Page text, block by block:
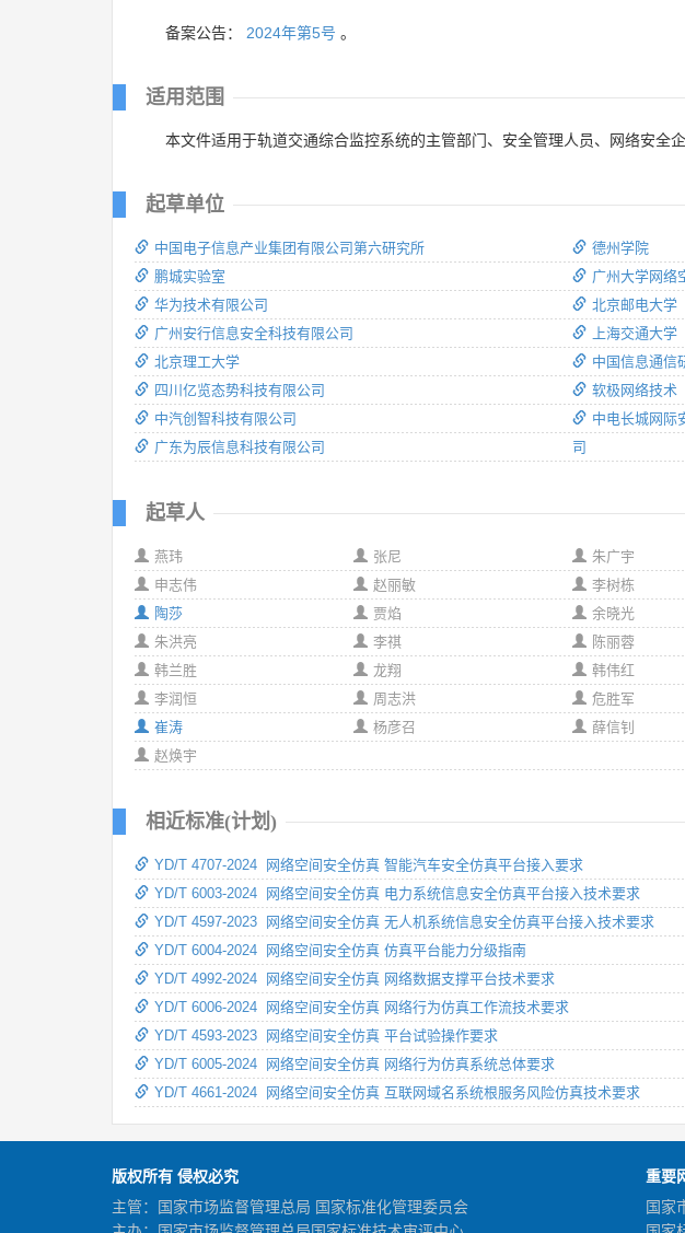
备案公告： 2024年第5号 。
适用范围
本文件适用于轨道交通综合监控系统的主管部门、安全管理人员、网络安全
起草单位
中国电子信息产业集团有限公司第六研究所
鹏城实验室
华为技术有限公司
广州安行信息安全科技有限公司
北京理工大学
四川亿览态势科技有限公司
中汽创智科技有限公司
广东为辰信息科技有限公司
德州学院
广州大学网络
北京邮电大学
上海交通大学
中国信息通信
软极网络技术
中电长城网际
司
起草人
燕玮
张尼
申志伟
赵丽敏
陶莎
贾焰
朱洪亮
李祺
韩兰胜
龙翔
李润恒
周志洪
崔涛
杨彦召
赵焕宇
朱广宇
李树栋
余晓光
陈丽蓉
韩伟红
危胜军
薛信钊
相近标准(计划)
YD/T 4707-2024 网络空间安全仿真 智能汽车安全仿真平台接入要求
YD/T 6003-2024 网络空间安全仿真 电力系统信息安全仿真平台接入技术要求
YD/T 4597-2023 网络空间安全仿真 无人机系统信息安全仿真平台接入技术要求
YD/T 6004-2024 网络空间安全仿真 仿真平台能力分级指南
YD/T 4992-2024 网络空间安全仿真 网络数据支撑平台技术要求
YD/T 6006-2024 网络空间安全仿真 网络行为仿真工作流技术要求
YD/T 4593-2023 网络空间安全仿真 平台试验操作要求
YD/T 6005-2024 网络空间安全仿真 网络行为仿真系统总体要求
YD/T 4661-2024 网络空间安全仿真 互联网域名系统根服务风险仿真技术要求
版权所有 侵权必究
主管：国家市场监督管理总局 国家标准化管理委员会
重要
国家